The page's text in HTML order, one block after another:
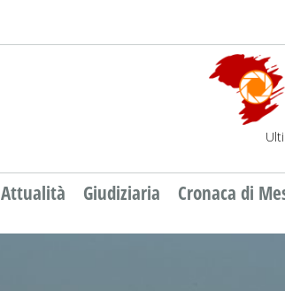
Attualità Giudiziaria Cronaca di